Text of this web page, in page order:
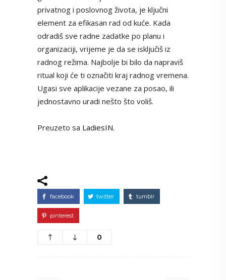
privatnog i poslovnog života, je ključni
element za efikasan rad od kuće. Kada
odradiš sve radne zadatke po planu i
organizaciji, vrijeme je da se isključiš iz
radnog režima. Najbolje bi bilo da napraviš
ritual koji će ti označiti kraj radnog vremena.
Ugasi sve aplikacije vezane za posao, ili
jednostavno uradi nešto što voliš.
Preuzeto sa LadiesIN.
facebook twitter tumblr
pinterest
0